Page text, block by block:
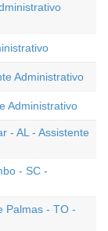
Administrativo
Administrativo
- AL - Assistente
- SC -
Palmas - TO -